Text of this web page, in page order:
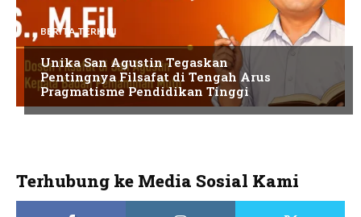
BERITA TERKINI
Unika San Agustin Tegaskan
Pentingnya Filsafat di Tengah Arus
Pragmatisme Pendidikan Tinggi
Terhubung ke Media Sosial Kami